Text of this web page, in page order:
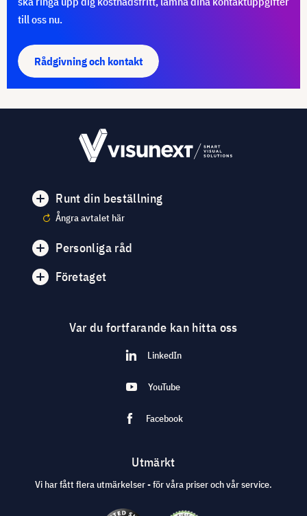
till oss nu.
Rådgivning och kontakt
Runt din beställning
Ångra avtalet här
Personliga råd
Företaget
Var du fortfarande kan hitta oss
LinkedIn
YouTube
Facebook
Utmärkt
Vi har fått flera utmärkelser - för våra priser och vår service.